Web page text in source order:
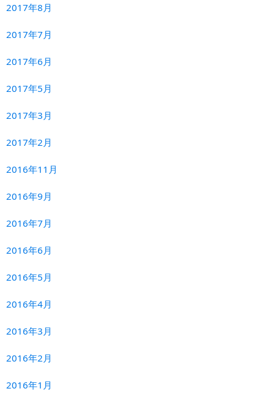
2017年8月
2017年7月
2017年6月
2017年5月
2017年3月
2017年2月
2016年11月
2016年9月
2016年7月
2016年6月
2016年5月
2016年4月
2016年3月
2016年2月
2016年1月